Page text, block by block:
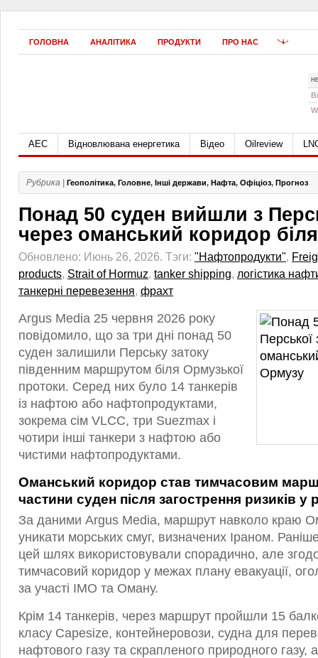
ГОЛОВНА АНАЛІТИКА ПРОДУКТИ ПРО НАС
АЕС Відновлювана енергетика Відео Oilreview
Рубрика | Геополітика, Головне, Інші держави, Нафта, Офіціоз, Прогноз
Понад 50 суден вийшли з
через оманський коридор
Обновлено: Июнь 26, 2026. Тэги: "Нафтопродукти",
products, Strait of Hormuz, tanker shipping, логістика
танкерні перевезення, фрахт
Argus Media 25 червня 2026 року
повідомило, що за три дні понад 50
суден залишили Перську затоку
південним маршрутом біля Ормузької
протоки. Серед них було 14 танкерів
із нафтою або нафтопродуктами,
зокрема сім VLCC, три Suezmax і
чотири інші танкери з нафтою або
чистими нафтопродуктами.
Оманський коридор став тимчасовим
частини суден після загострення ризиків у
За даними Argus Media, маршрут навколо краю
уникати морських смуг, визначених Іраном.
цей шлях використовували спорадично, але
тимчасовий коридор у межах плану евакуації,
за участі IMO та Оману.
Крім 14 танкерів, через маршрут пройшли 15
класу Capesize, контейнеровози, судна для
нафтового газу та скрапленого природного газу,